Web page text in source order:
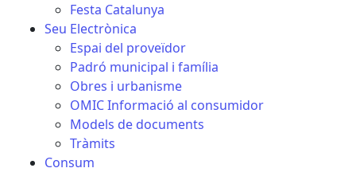
Festa Catalunya
Seu Electrònica
Espai del proveïdor
Padró municipal i família
Obres i urbanisme
OMIC Informació al consumidor
Models de documents
Tràmits
Consum